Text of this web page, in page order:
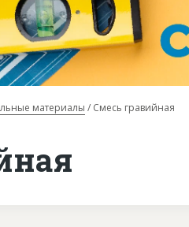
материалы Смесь гравийная